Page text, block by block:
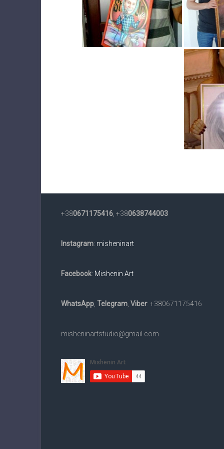
+380671175416 , +380638744003
Instagram: misheninart
Facebook: Mishenin Art
WhatsApp Telegram Viber: +380671175416
misheninartstudio@gmail.com